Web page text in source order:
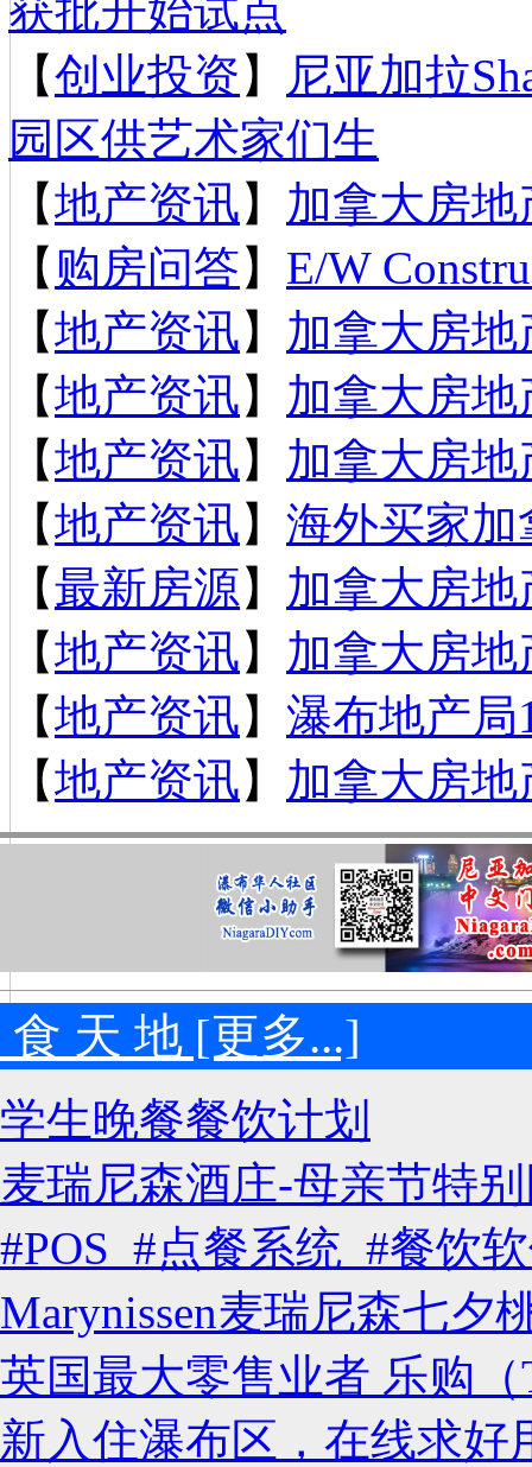
获批开始试点
【创业投资 】
尼亚加拉
园区供艺术家们生
【地产资讯】 加拿大房地
【 购房问答】 E/W
【地产资讯】 加拿大房地
【地产资讯】 加拿大房地
【地产资讯】 加拿大房地
【地产资讯】 海外买家
【最新房源】 加拿大房地
【地产资讯】 加拿大房地
【地产资讯】 瀑布地产局
【地产资讯】 加拿大房地
食 天 地 [更多...]
学生晚餐餐饮计划
麦瑞尼森酒庄-母亲节特
#POS #点餐系统 #餐饮
Marynissen麦瑞尼森七夕
英国最大零售业者 乐购（
新入住瀑布区，在线求好